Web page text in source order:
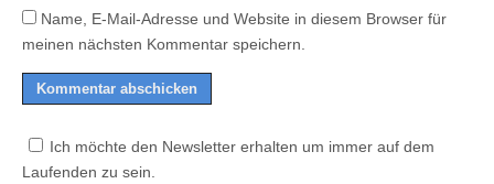
Name, E-Mail-Adresse und Website in diesem Browser für
meinen nächsten Kommentar speichern.
Ich möchte den Newsletter erhalten um immer auf dem
Laufenden zu sein.